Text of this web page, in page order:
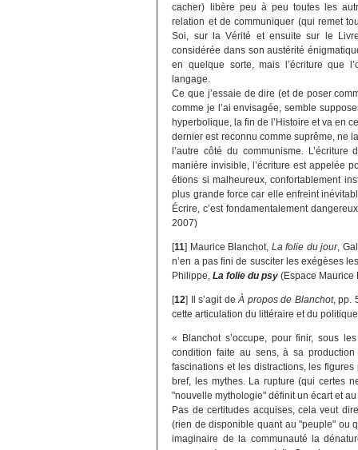
cacher) libère peu à peu toutes les
relation et de communiquer (qui remet
Soi, sur la Vérité et ensuite sur le
considérée dans son austérité
en quelque sorte, mais l’écriture que
langage.
Ce que j’essaie de dire (et de poser
comme je l’ai envisagée, semble
hyperbolique, la fin de l’Histoire et va en
dernier est reconnu comme suprême, ne
l’autre côté du communisme.
manière invisible, l’écriture est appelée
étions si malheureux, confortablement
plus grande force car elle enfreint
Écrire, c’est fondamentalement
2007)
[11] Maurice Blanchot, La folie du jour,
n’en a pas fini de susciter les exégèses
Philippe,La folie du psy(Espace Maurice
[12] Il s’agit deÀ propos de Blanchot, pp.
cette articulation du littéraire et du
« Blanchot s’occupe, pour finir, sous
condition faite au sens, à sa
fascinations et les distractions, les
bref, les mythes. La rupture (qui certes
"nouvelle mythologie" définit un écart et
Pas de certitudes acquises, cela veut
(rien de disponible quant au "peuple" ou
imaginaire de la communauté la